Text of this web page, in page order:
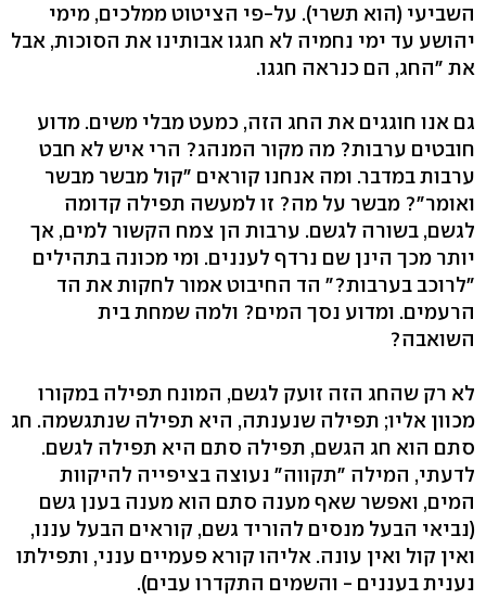
השביעי (הוא תשרי). על-פי הציטוט ממלכים, מימי
יהושע עד ימי נחמיה לא חגגו אבותינו את הסוכות, אבל
את "החג, הם כנראה חגגו.
גם אנו חוגגים את החג הזה, כמעט מבלי משים. מדוע
חובטים ערבות? מה מקור המנהג? הרי איש לא חבט
ערבות במדבר. ומה אנחנו קוראים "קול מבשר מבשר
ואומר"? מבשר על מה? זו למעשה תפילה קדומה
לגשם, בשורה לגשם. ערבות הן צמח הקשור למים, אך
יותר מכך הינן שם נרדף לעננים. ומי מכונה בתהילים
"לרוכב בערבות?" הד החיבוט אמור לחקות את הד
הרעמים. ומדוע נסך המים? ולמה שמחת בית
השואבה?
לא רק שהחג הזה זועק לגשם, המונח תפילה במקורו
מכוון אליו; תפילה שנענתה, היא תפילה שנתגשמה. חג
סתם הוא חג הגשם, תפילה סתם היא תפילה לגשם.
לדעתי, המילה "תקווה" נעוצה בציפייה להיקוות
המים, ואפשר שאף מענה סתם הוא מענה בענן גשם
(נביאי הבעל מנסים להוריד גשם, קוראים הבעל עננו,
ואין קול ואין עונה. אליהו קורא פעמיים ענני, ותפילתו
נענית בעננים - והשמים התקדרו עבים).